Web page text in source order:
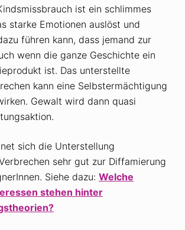
ist ein schlimmes
starke Emotionen auslöst und
führen kann, dass jemand zur
wenn die ganze Geschichte ein
ist. Das unterstellte
kann eine Selbstermächtigung
Gewalt wird dann quasi
sich die Unterstellung
sehr gut zur Diffamierung
Siehe dazu: Welche
stehen hinter